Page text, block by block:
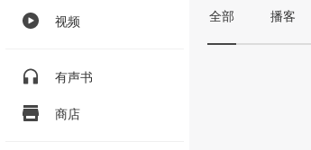
视频
有声书
商店
全部 播客